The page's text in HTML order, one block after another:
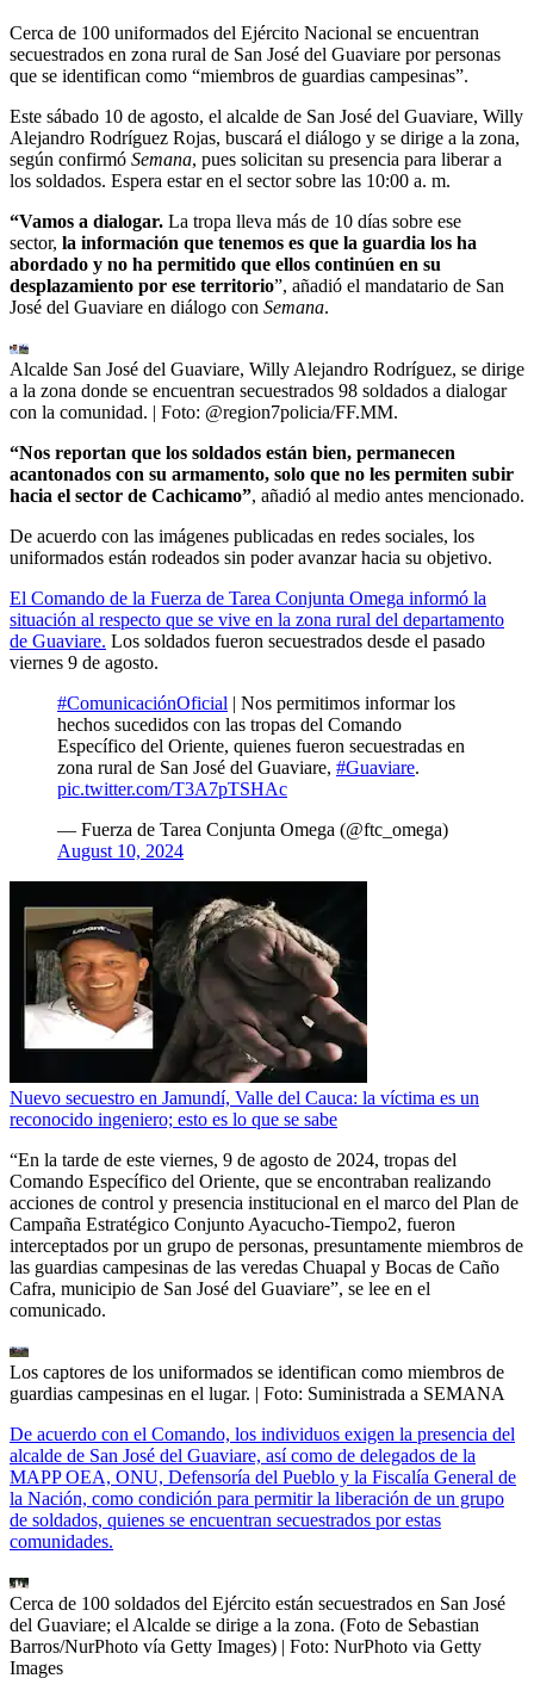
Cerca de 100 uniformados del Ejército Nacional se encuentran
secuestrados en zona rural de San José del Guaviare por personas
que se identifican como “miembros de guardias campesinas”.
Este sábado 10 de agosto, el alcalde de San José del Guaviare, Willy
Alejandro Rodríguez Rojas, buscará el diálogo y se dirige a la zona,
según confirmó Semana, pues solicitan su presencia para liberar a
los soldados. Espera estar en el sector sobre las 10:00 a. m.
“Vamos a dialogar. La tropa lleva más de 10 días sobre ese
sector, la información que tenemos es que la guardia los ha
abordado y no ha permitido que ellos continúen en su
desplazamiento por ese territorio”, añadió el mandatario de San
José del Guaviare en diálogo con Semana.
Alcalde San José del Guaviare, Willy Alejandro Rodríguez, se dirige
a la zona donde se encuentran secuestrados 98 soldados a dialogar
con la comunidad. | Foto: @region7policia/FF.MM.
“Nos reportan que los soldados están bien, permanecen
acantonados con su armamento, solo que no les permiten subir
hacia el sector de Cachicamo”, añadió al medio antes mencionado.
De acuerdo con las imágenes publicadas en redes sociales, los
uniformados están rodeados sin poder avanzar hacia su objetivo.
El Comando de la Fuerza de Tarea Conjunta Omega informó la
situación al respecto que se vive en la zona rural del departamento
de Guaviare. Los soldados fueron secuestrados desde el pasado
viernes 9 de agosto.
#ComunicaciónOficial | Nos permitimos informar los
hechos sucedidos con las tropas del Comando
Específico del Oriente, quienes fueron secuestradas en
zona rural de San José del Guaviare, #Guaviare.
pic.twitter.com/T3A7pTSHAc
— Fuerza de Tarea Conjunta Omega (@ftc_omega)
August 10, 2024
Nuevo secuestro en Jamundí, Valle del Cauca: la víctima es un
reconocido ingeniero; esto es lo que se sabe
“En la tarde de este viernes, 9 de agosto de 2024, tropas del
Comando Específico del Oriente, que se encontraban realizando
acciones de control y presencia institucional en el marco del Plan de
Campaña Estratégico Conjunto Ayacucho-Tiempo2, fueron
interceptados por un grupo de personas, presuntamente miembros de
las guardias campesinas de las veredas Chuapal y Bocas de Caño
Cafra, municipio de San José del Guaviare”, se lee en el
comunicado.
Los captores de los uniformados se identifican como miembros de
guardias campesinas en el lugar. | Foto: Suministrada a SEMANA
De acuerdo con el Comando, los individuos exigen la presencia del
alcalde de San José del Guaviare, así como de delegados de la
MAPP OEA, ONU, Defensoría del Pueblo y la Fiscalía General de
la Nación, como condición para permitir la liberación de un grupo
de soldados, quienes se encuentran secuestrados por estas
comunidades.
Cerca de 100 soldados del Ejército están secuestrados en San José
del Guaviare; el Alcalde se dirige a la zona. (Foto de Sebastian
Barros/NurPhoto vía Getty Images) | Foto: NurPhoto via Getty
Images